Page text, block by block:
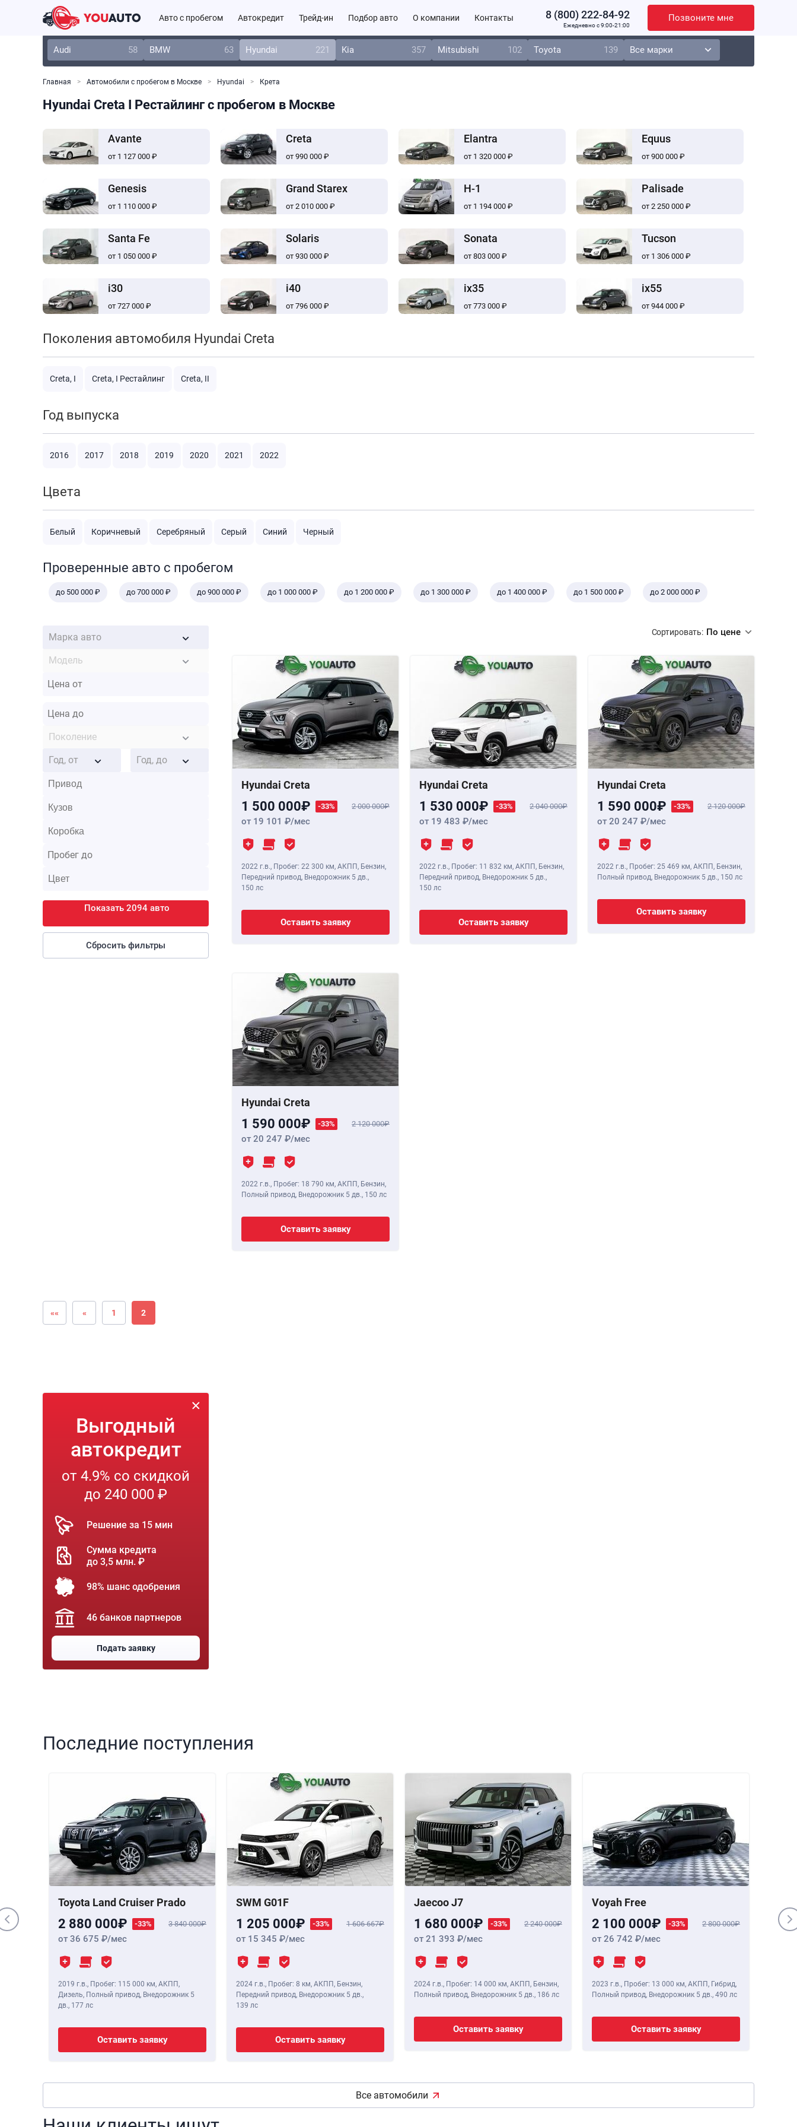
Авто с пробегом Автокредит Трейд-ин Подбор авто О компании Контакты 8 (800) 222-84-92
Ежедневно c 9:00-21:00
Позвоните мне
Audi 58 BMW 63 Hyundai 221 Kia 357 Mitsubishi 102 Toyota 139
Главная Автомобили с пробегом в Москве Hyundai Крета
Hyundai Creta I Рестайлинг с пробегом в Москве
Avante
от 1 127 000 ₽
Creta
от 990 000 ₽
Elantra
от 1 320 000 ₽
Equus
от 900 000 ₽
Genesis
от 1 110 000 ₽
Grand Starex
от 2 010 000 ₽
H-1
от 1 194 000 ₽
Palisade
от 2 250 000 ₽
Santa Fe
от 1 050 000 ₽
Solaris
от 930 000 ₽
Sonata
от 803 000 ₽
Tucson
от 1 306 000 ₽
i30
от 727 000 ₽
i40
от 796 000 ₽
ix35
от 773 000 ₽
ix55
от 944 000 ₽
Поколения автомобиля Hyundai Creta
Creta, I Creta, I Рестайлинг Creta, II
Год выпуска
2016 2017 2018 2019 2020 2021 2022
Цвета
Белый Коричневый Серебряный Серый Синий Черный
Проверенные авто с пробегом
до 500 000 ₽ до 700 000 ₽ до 900 000 ₽ до 1 000 000 ₽ до 1 200 000 ₽ до 1 300 000 ₽ до 1 400 000 ₽ до 1 500 000 ₽ до 2 000 000 ₽
Марка авто
Модель
Поколение
Год, от Год, до
Показать 2094 авто
Сбросить фильтры
Сортировать: По цене
Hyundai Creta
1 500 000 -33% 2 000 000
от 19 101 /мес
2022 г.в., Пробег: 22 300 км, АКПП, Бензин,
Передний привод, Внедорожник 5 дв.,
150 лс
Оставить заявку
Hyundai Creta
1 530 000 -33% 2 040 000
от 19 483 /мес
2022 г.в., Пробег: 11 832 км, АКПП, Бензин,
Передний привод, Внедорожник 5 дв.,
150 лс
Оставить заявку
Hyundai Creta
1 590 000 -33% 2 120 000
от 20 247 /мес
2022 г.в., Пробег: 25 469 км, АКПП, Бензин,
Полный привод, Внедорожник 5 дв., 150 лс
Оставить заявку
Hyundai Creta
1 590 000 -33% 2 120 000
от 20 247 /мес
2022 г.в., Пробег: 18 790 км, АКПП, Бензин,
Полный привод, Внедорожник 5 дв., 150 лс
Оставить заявку
«« « 1 2
Выгодный
автокредит
от 4.9% со скидкой
до 240 000 ₽
Решение за 15 мин
Сумма кредита
до 3,5 млн. ₽
98% шанс одобрения
46 банков партнеров
Подать заявку
Последние поступления
Toyota Land Cruiser Prado
2 880 000 -33% 3 840 000
от 36 675 /мес
2019 г.в., Пробег: 115 000 км, АКПП,
Дизель, Полный привод, Внедорожник 5
дв., 177 лс
Оставить заявку
SWM G01F
1 205 000 -33% 1 606 667
от 15 345 /мес
2024 г.в., Пробег: 8 км, АКПП, Бензин,
Передний привод, Внедорожник 5 дв.,
139 лс
Оставить заявку
Jaecoo J7
1 680 000 -33% 2 240 000
от 21 393 /мес
2024 г.в., Пробег: 14 000 км, АКПП, Бензин,
Полный привод, Внедорожник 5 дв., 186 лс
Оставить заявку
Voyah Free
2 100 000 -33% 2 800 000
от 26 742 /мес
2023 г.в., Пробег: 13 000 км, АКПП, Гибрид,
Полный привод, Внедорожник 5 дв., 490 лс
Оставить заявку
1
Все автомобили